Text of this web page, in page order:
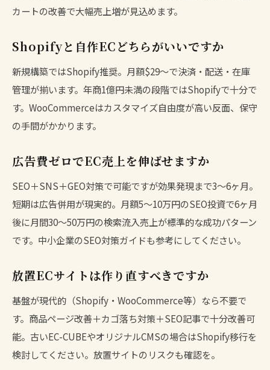
カートの改善で大幅売上増が見込めます。
Shopifyと自作ECどちらがいいですか
新規構築ではShopify推奨。月額$29〜で決済・配送・在庫
管理が揃います。年商1億円未満の段階ではShopifyで十分で
す。WooCommerceはカスタマイズ自由度が高い反面、保守
の手間がかかります。
広告費ゼロでEC売上を伸ばせますか
SEO＋SNS＋GEO対策で可能ですが効果発現まで3〜6ヶ月。
短期は広告併用が現実的。月額5〜10万円のSEO投資で6ヶ月
後に月間30〜50万円の検索流入売上が標準的な成功パターン
です。 中小企業のSEO対策ガイドも参考にしてください。
放置ECサイトは作り直すべきですか
基盤が現代的（Shopify・WooCommerce等）なら不要で
す。商品ページ改善＋カゴ落ち対策＋SEO記事で十分改善可
能。古いEC-CUBEやオリジナルCMSの場合はShopify移行を
検討してください。 放置サイトのリスクも確認を。